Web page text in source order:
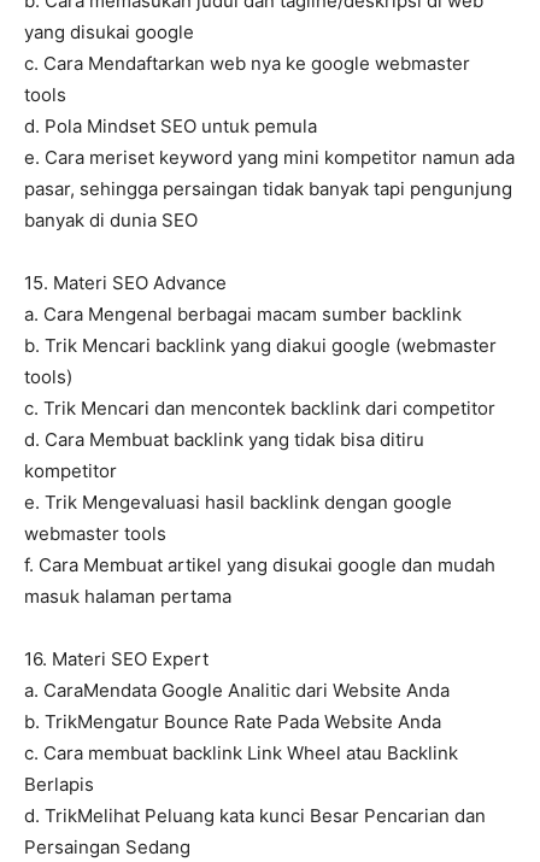
yang disukai google
c. Cara Mendaftarkan web nya ke google webmaster
tools
d. Pola Mindset SEO untuk pemula
e. Cara meriset keyword yang mini kompetitor namun ada
pasar, sehingga persaingan tidak banyak tapi pengunjung
banyak di dunia SEO
15. Materi SEO Advance
a. Cara Mengenal berbagai macam sumber backlink
b. Trik Mencari backlink yang diakui google (webmaster
tools)
c. Trik Mencari dan mencontek backlink dari competitor
d. Cara Membuat backlink yang tidak bisa ditiru
kompetitor
e. Trik Mengevaluasi hasil backlink dengan google
webmaster tools
f. Cara Membuat artikel yang disukai google dan mudah
masuk halaman pertama
16. Materi SEO Expert
a. CaraMendata Google Analitic dari Website Anda
b. TrikMengatur Bounce Rate Pada Website Anda
c. Cara membuat backlink Link Wheel atau Backlink
Berlapis
d. TrikMelihat Peluang kata kunci Besar Pencarian dan
Persaingan Sedang